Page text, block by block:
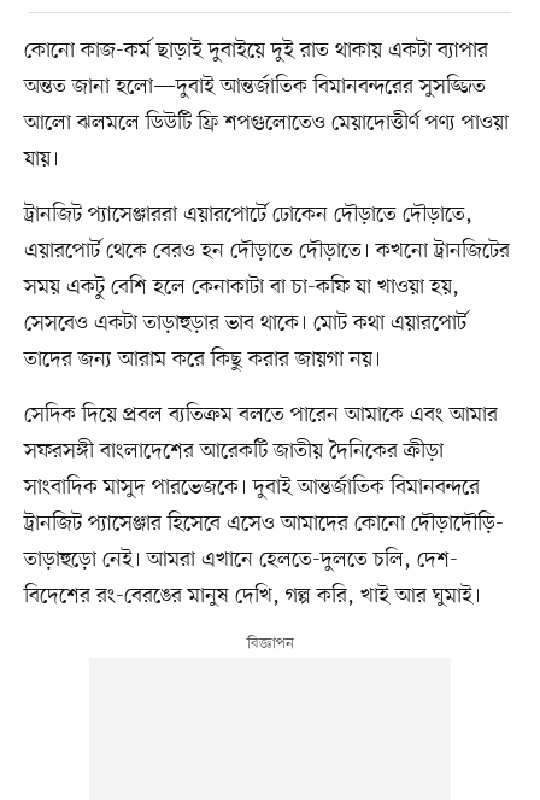
কোনো কাজ-কর্ম ছাড়াই দুবাইয়ে দুই রাত থাকায় একটা ব্যাপার
অন্তত জানা হলো—দুবাই আন্তর্জাতিক বিমানবন্দরের সুসজ্জিত
আলো ঝলমলে ডিউটি ফ্রি শপগুলোতেও মেয়াদোত্তীর্ণ পণ্য পাওয়া
যায়।
ট্রানজিট প্যাসেঞ্জাররা এয়ারপোর্টে ঢোকেন দৌড়াতে দৌড়াতে,
এয়ারপোর্ট থেকে বেরও হন দৌড়াতে দৌড়াতে। কখনো ট্রানজিটের
সময় একটু বেশি হলে কেনাকাটা বা চা-কফি যা খাওয়া হয়,
সেসবেও একটা তাড়াহুড়ার ভাব থাকে। মোট কথা এয়ারপোর্ট
তাদের জন্য আরাম করে কিছু করার জায়গা নয়।
সেদিক দিয়ে প্রবল ব্যতিক্রম বলতে পারেন আমাকে এবং আমার
সফরসঙ্গী বাংলাদেশের আরেকটি জাতীয় দৈনিকের ক্রীড়া
সাংবাদিক মাসুদ পারভেজকে। দুবাই আন্তর্জাতিক বিমানবন্দরে
ট্রানজিট প্যাসেঞ্জার হিসেবে এসেও আমাদের কোনো দৌড়াদৌড়ি-
তাড়াহুড়ো নেই। আমরা এখানে হেলতে-দুলতে চলি, দেশ-
বিদেশের রং-বেরঙের মানুষ দেখি, গল্প করি, খাই আর ঘুমাই।